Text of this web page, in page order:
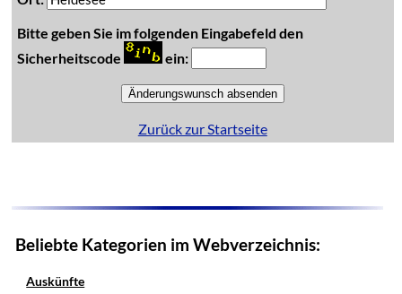
Bitte geben Sie im folgenden Eingabefeld den
Sicherheitscode
ein:
Zurück zur Startseite
Beliebte Kategorien im Webverzeichnis:
Auskünfte